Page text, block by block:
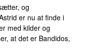
og
er nu at finde i
med kilder og
at det er Bandidos,